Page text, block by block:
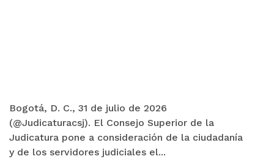
Bogotá, D. C., 31 de julio de 2026
(@Judicaturacsj). El Consejo Superior de la
Judicatura pone a consideración de la ciudadanía
y de los servidores judiciales el...